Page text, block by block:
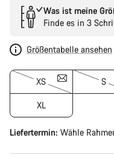
Was ist meine
Finde es in 3
Größentabelle ansehen
XS S
XL
Liefertermin: Wähle